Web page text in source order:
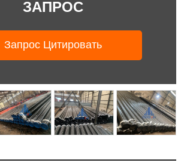
ЗАПРОС
Запрос Цитировать